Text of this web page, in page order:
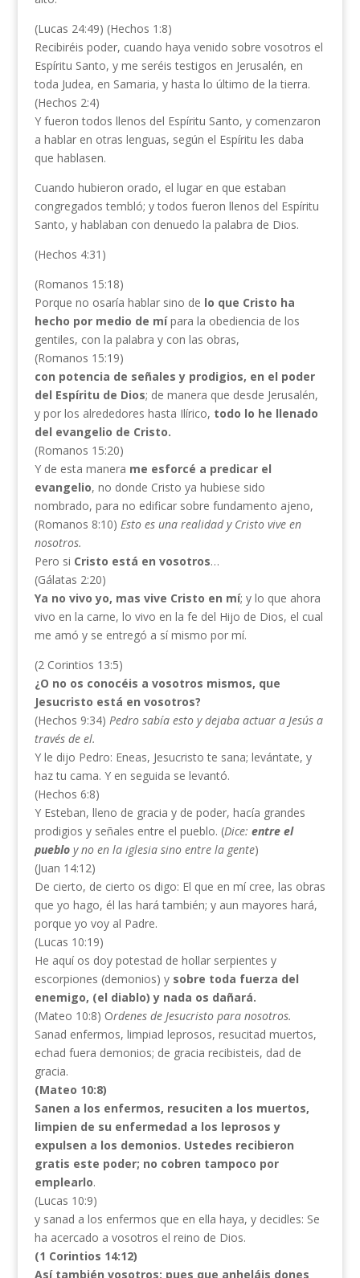
(Lucas 24:49) (Hechos 1:8)
Recibiréis poder, cuando haya venido sobre vosotros el
Espíritu Santo, y me seréis testigos en Jerusalén, en
toda Judea, en Samaria, y hasta lo último de la tierra.
(Hechos 2:4)
Y fueron todos llenos del Espíritu Santo, y comenzaron
a hablar en otras lenguas, según el Espíritu les daba
que hablasen.
Cuando hubieron orado, el lugar en que estaban
congregados tembló; y todos fueron llenos del Espíritu
Santo, y hablaban con denuedo la palabra de Dios.
(Hechos 4:31)
(Romanos 15:18)
Porque no osaría hablar sino de lo que Cristo ha
hecho por medio de mípara la obediencia de los
gentiles, con la palabra y con las obras,
(Romanos 15:19)
con potencia de señales y prodigios, en el poder
del Espíritu de Dios; de manera que desde Jerusalén,
y por los alrededores hasta Ilírico, todo lo he llenado
del evangelio de Cristo.
(Romanos 15:20)
Y de esta manera me esforcé a predicar el
evangelio, no donde Cristo ya hubiese sido
nombrado, para no edificar sobre fundamento ajeno,
(Romanos 8:10) Esto es una realidad y Cristo vive en
nosotros.
Pero si Cristo está en vosotros…
(Gálatas 2:20)
Ya no vivo yo, mas vive Cristo en mí; y lo que ahora
vivo en la carne, lo vivo en la fe del Hijo de Dios, el cual
me amó y se entregó a sí mismo por mí.
(2 Corintios 13:5)
¿O no os conocéis a vosotros mismos, que
Jesucristo está en vosotros?
(Hechos 9:34) Pedro sabía esto y dejaba actuar a Jesús a
través de el.
Y le dijo Pedro: Eneas, Jesucristo te sana; levántate, y
haz tu cama. Y en seguida se levantó.
(Hechos 6:8)
Y Esteban, lleno de gracia y de poder, hacía grandes
prodigios y señales entre el pueblo. (Dice: entre el
puebloy no en la iglesia sino entre la gente)
(Juan 14:12)
De cierto, de cierto os digo: El que en mí cree, las obras
que yo hago, él las hará también; y aun mayores hará,
porque yo voy al Padre.
(Lucas 10:19)
He aquí os doy potestad de hollar serpientes y
escorpiones (demonios) y sobre toda fuerza del
enemigo, (el diablo) y nada os dañará.
(Mateo 10:8) Ordenes de Jesucristo para nosotros.
Sanad enfermos, limpiad leprosos, resucitad muertos,
echad fuera demonios; de gracia recibisteis, dad de
gracia.
(Mateo 10:8)
Sanen a los enfermos, resuciten a los muertos,
limpien de su enfermedad a los leprosos y
expulsen a los demonios. Ustedes recibieron
gratis este poder; no cobren tampoco por
emplearlo.
(Lucas 10:9)
y sanad a los enfermos que en ella haya, y decidles: Se
ha acercado a vosotros el reino de Dios.
(1 Corintios 14:12)
Así también vosotros; pues que anheláis dones